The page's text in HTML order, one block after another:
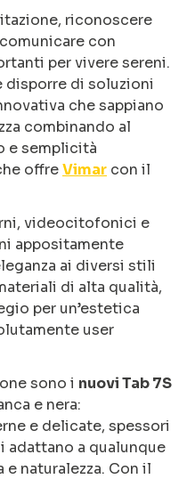
riconoscere
con
per vivere sereni.
disporre di soluzioni
che sappiano
combinando al
e semplicità
offreVimar con il
videocitofonici e
appositamente
ai diversi stili
di alta qualità,
per un’estetica
user
sono i nuovi Tab 7S
e nera:
e delicate, spessori
a qualunque
naturalezza. Con il